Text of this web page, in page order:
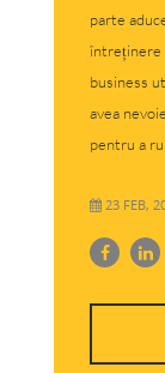
parte
întreținere
business
avea
pentru a
23 FEB,